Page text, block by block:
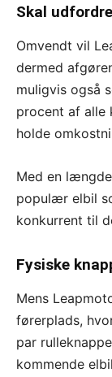
Skal
Omvendt vil
dermed
muligvis også
procent af alle
holde
Med en
populær elbil
konkurrent til
Fysiske
Mens
førerplads,
par
kommende